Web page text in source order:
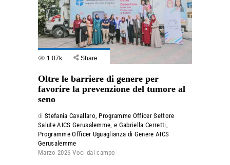
1.07k Share
Oltre le barriere di genere per
favorire la prevenzione del tumore al
seno
di Stefania Cavallaro, Programme Officer Settore
Salute AICS Gerusalemme, e Gabriella Cerretti,
Programme Officer Uguaglianza di Genere AICS
Gerusalemme
Marzo 2026 Voci dal campo